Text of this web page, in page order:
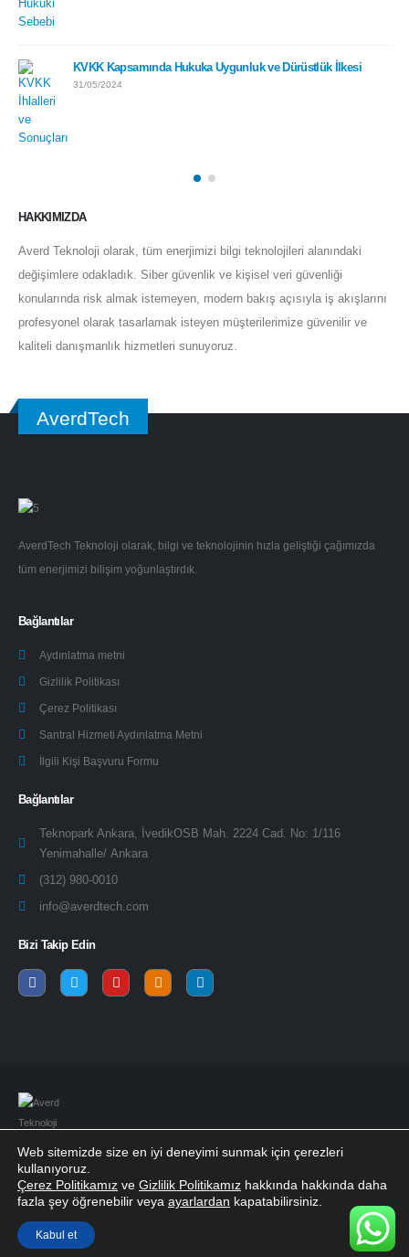
KVKK Kapsamında Hukuka Uygunluk ve Dürüstlük İlkesi
31/05/2024
HAKKIMIZDA
Averd Teknoloji olarak, tüm enerjimizi bilgi teknolojileri alanındaki
değişimlere odakladık. Siber güvenlik ve kişisel veri güvenliği
konularında risk almak istemeyen, modern bakış açısıyla iş akışlarını
profesyonel olarak tasarlamak isteyen müşterilerimize güvenilir ve
kaliteli danışmanlık hizmetleri sunuyoruz.
AverdTech
AverdTech Teknoloji olarak, bilgi ve teknolojinin hızla geliştiği çağımızda
tüm enerjimizi bilişim yoğunlaştırdık.
Bağlantılar
Aydınlatma metni
Gizlilik Politikası
Çerez Politikası
Santral Hizmeti Aydınlatma Metni
İlgili Kişi Başvuru Formu
Bağlantılar
Teknopark Ankara, İvedikOSB Mah. 2224 Cad. No: 1/116
Yenimahalle/ Ankara
(312) 980-0010
info@averdtech.com
Bizi Takip Edin
© Copyright 2022. All Rights Reserved.
Web sitemizde size en iyi deneyimi sunmak için çerezleri
kullanıyoruz.
Çerez Politikamız ve Gizlilik Politikamız hakkında hakkında daha
fazla şey öğrenebilir veya ayarlardan kapatabilirsiniz.
Kabul et